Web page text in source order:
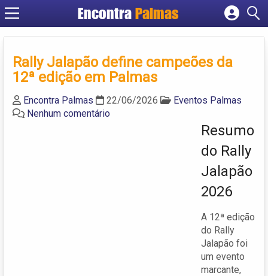
Encontra Palmas
Cadastrar empresa
Criar conta
Rally Jalapão define campeões da
12ª edição em Palmas
Encontra Palmas 22/06/2026
Eventos Palmas
Nenhum comentário
Resumo
do Rally
Jalapão
2026
A 12ª edição
do Rally
Jalapão foi
um evento
marcante,